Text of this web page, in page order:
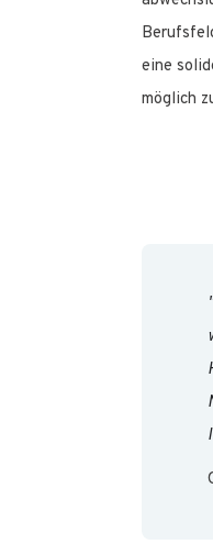
eine
möglich